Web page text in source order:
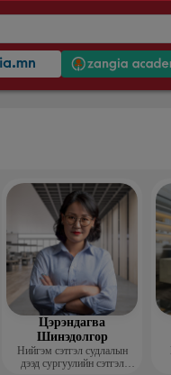
Цэрэндагва
Шинэдолгор
Нийгэм сэтгэл судлалын
дээд сургуулийн сэтгэл